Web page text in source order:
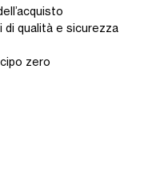
qualità e sicurezza
zero